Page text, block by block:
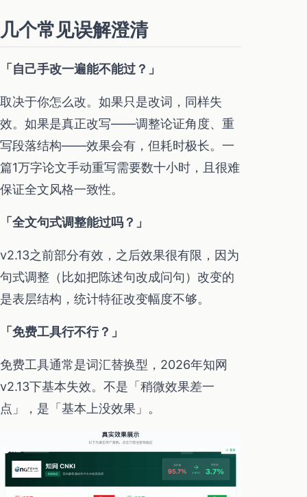
几个常见误解澄清
「自己手改一遍能不能过？」
取决于你怎么改。如果只是改词，同样失
效。如果是真正改写——调整论证角度、重
写段落结构——效果会有，但耗时极长。一
篇1万字论文手动重写需要数十小时，且很难
保证全文风格一致性。
「全文句式调整能过吗？」
v2.13之前部分有效，之后效果很有限，因为
句式调整（比如把陈述句改成问句）改变的
是表层结构，统计特征改变幅度不够。
「免费工具行不行？」
免费工具通常是词汇替换型，2026年知网
v2.13下基本失效。不是「稍微效果差一
点」，是「基本上没效果」。